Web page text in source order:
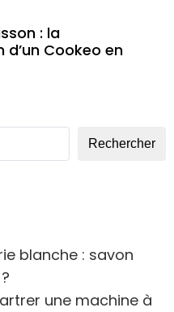
: la
Cookeo en
Rechercher
blanche : savon
une machine à